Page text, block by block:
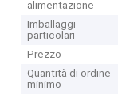
alimentazione
Imballaggi
particolari
Prezzo
Quantità di ordine
minimo